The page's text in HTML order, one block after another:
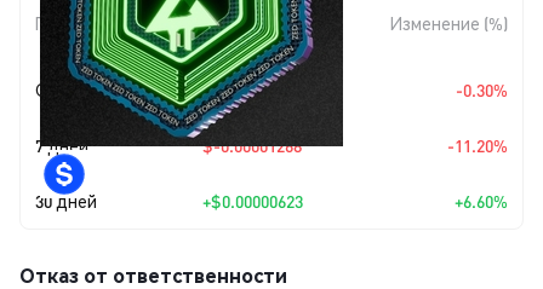
Период
Изменение
суммы
Изменение (%)
Сегодня $-0.0000003 -0.30%
7 дней $-0.00001268 -11.20%
30 дней +$0.00000623 +6.60%
Отказ от ответственности